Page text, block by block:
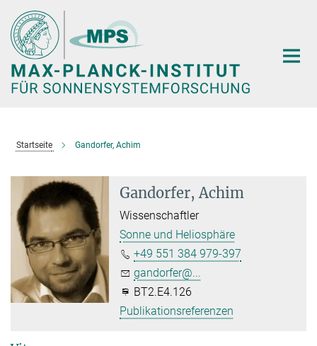
Hauptinhalt
Startseite Gandorfer, Achim
Gandorfer, Achim
Wissenschaftler
Sonne und Heliosphäre
+49 551 384 979-397
gandorfer@...
BT2.E4.126
Publikationsreferenzen